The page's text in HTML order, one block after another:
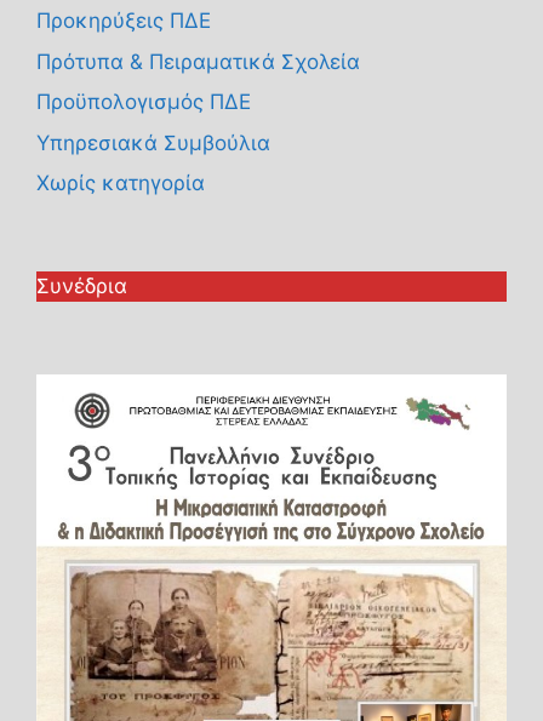
Προκηρύξεις ΠΔΕ
Πρότυπα & Πειραματικά Σχολεία
Προϋπολογισμός ΠΔΕ
Υπηρεσιακά Συμβούλια
Χωρίς κατηγορία
Συνέδρια